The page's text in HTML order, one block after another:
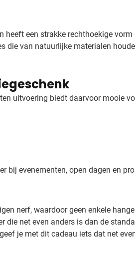
een strakke rechthoekige
die van natuurlijke materialen
uitvoering biedt daarvoor mooie
bij evenementen, open dagen en
nerf, waardoor geen enkele
die net even anders is dan de
je met dit cadeau iets dat net